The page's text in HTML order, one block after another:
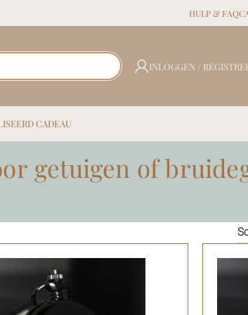
HULP & FAQ
INLOGGEN /
CADEAU
getuigen of